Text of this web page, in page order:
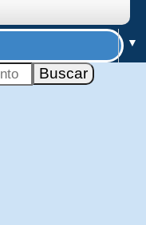
▼